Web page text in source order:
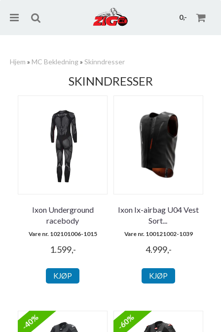
0,-
Hjem » MC Bekledning» Skinndresser
SKINNDRESSER
Ixon Underground
racebody
Vare nr. 102101006-1015
1.599,-
KJØP
Ixon Ix-airbag U04 Vest
Sort...
Vare nr. 100121002-1039
4.999,-
KJØP
-40% -60%